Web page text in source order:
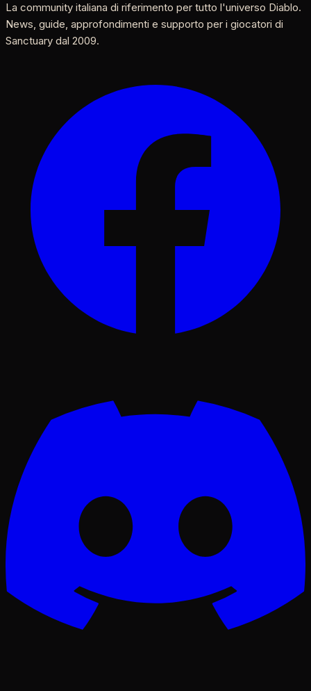
La community italiana di riferimento per tutto l'universo Diablo.
News, guide, approfondimenti e supporto per i giocatori di
Sanctuary dal 2009.